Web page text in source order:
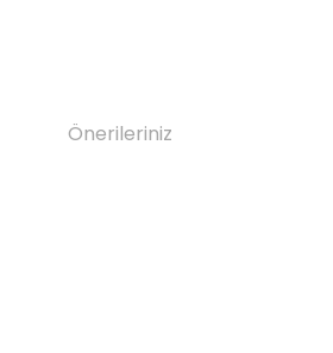
Önerileriniz